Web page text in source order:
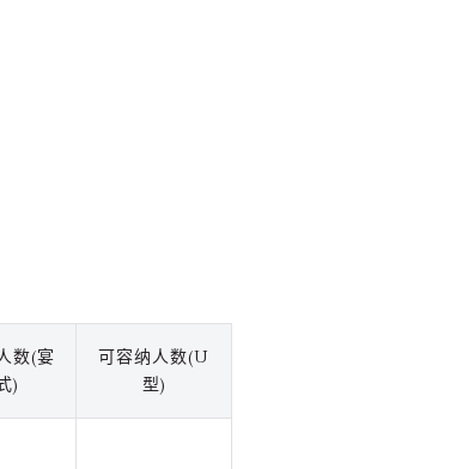
数(宴
)
可容纳人数(U
型)